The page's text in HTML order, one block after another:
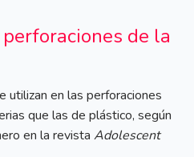
de la
utilizan en las perforaciones
que las de plástico, según
en la revista Adolescent